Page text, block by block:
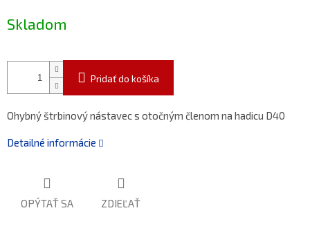
cena:
Skladom
Pridať do košíka
Ohybný štrbinový nástavec s otočným členom na hadicu D40
Detailné informácie
OPÝTAŤ SA ZDIEĽAŤ